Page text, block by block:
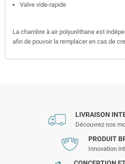
Valve vide-rapide
La chambre à air polyuréthane est
afin de pouvoir la remplacer en cas de
LIVRAISON
Découvrez nos
PRODUIT
Innovation